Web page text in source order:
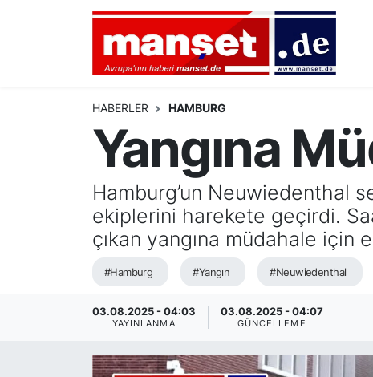
HABERLER HAMBURG
Yangına
Hamburg’un Neuwiedenthal
ekiplerini harekete geçirdi.
çıkan yangına müdahale
#Hamburg #Yangın #Neuwiedenthal
03.08.2025 - 04:03
YAYINLANMA
03.08.2025 - 04:07
GÜNCELLEME
AVRUPA
ALMANYA
TÜRKİYE
HAMBURG
DEUTSCH
Nöbetçi Eczaneler
Hava Durumu
Namaz Vakitleri
Trafik Durumu
Puan Durumu ve Fikstür
Tüm Manşetler
Son Dakika Haberleri